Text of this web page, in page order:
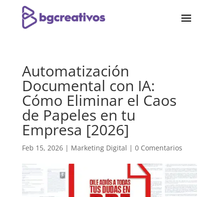
Automatización
Documental con IA:
Cómo Eliminar el Caos
de Papeles en tu
Empresa [2026]
Feb 15, 2026| Marketing Digital | 0 Comentarios